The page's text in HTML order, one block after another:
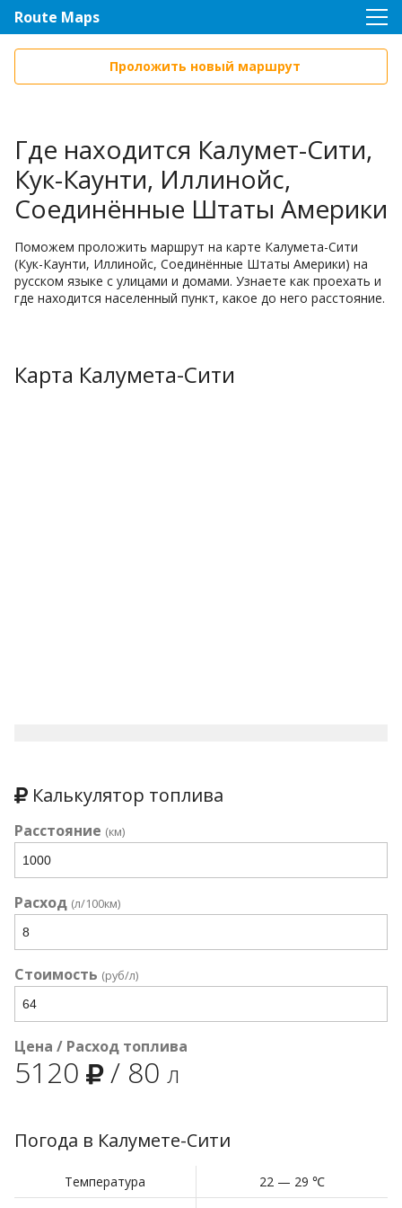
Route Maps
Проложить новый маршрут
Где находится Калумет-Сити,
Кук-Каунти, Иллинойс,
Соединённые Штаты Америки
Поможем проложить маршрут на карте Калумета-Сити
(Кук-Каунти, Иллинойс, Соединённые Штаты Америки) на
русском языке с улицами и домами. Узнаете как проехать и
где находится населенный пункт, какое до него расстояние.
Карта Калумета-Сити
Калькулятор топлива
Расстояние (км)
Расход (л/100км)
Стоимость (руб/л)
Цена / Расход топлива
5120 / 80 л
Погода в Калумете-Сити
Температура
22 — 29 ℃